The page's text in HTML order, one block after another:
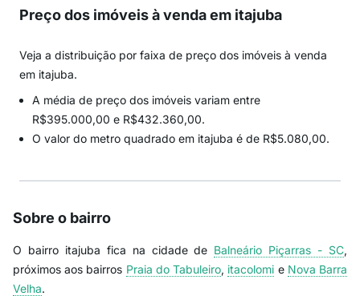
Preço dos imóveis à venda em itajuba
Veja a distribuição por faixa de preço dos imóveis à venda
em itajuba.
A média de preço dos imóveis variam entre
R$395.000,00 e R$432.360,00.
O valor do metro quadrado em itajuba é de R$5.080,00.
Sobre o bairro
O bairro itajuba fica na cidade de Balneário Piçarras - SC,
próximos aos bairros Praia do Tabuleiro, itacolomi e Nova Barra
Velha.